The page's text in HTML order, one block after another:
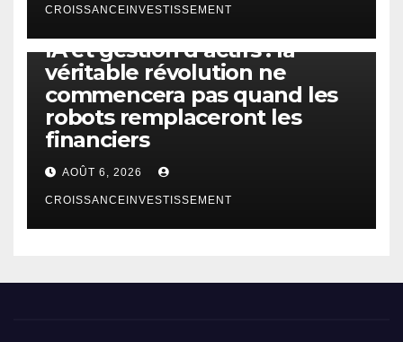
CROISSANCEINVESTISSEMENT
IA et gestion d’actifs : la
véritable révolution ne
commencera pas quand les
robots remplaceront les
financiers
AOÛT 6, 2026
CROISSANCEINVESTISSEMENT